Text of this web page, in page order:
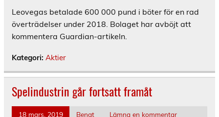
Leovegas betalade 600 000 pund i böter för en rad
överträdelser under 2018. Bolaget har avböjt att
kommentera Guardian-artikeln.
Kategori: Aktier
Spelindustrin går fortsatt framåt
18 mars, 2019 Bengt Lämna en kommentar